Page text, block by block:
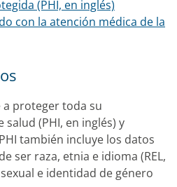
(PHI, en inglés)
con la atención médica de la
a proteger toda su
(PHI, en inglés) y
también incluye los datos
ser raza, etnia e idioma (REL,
e identidad de género